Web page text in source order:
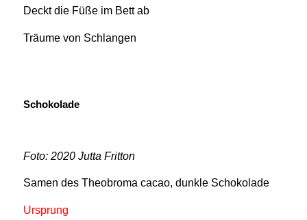
Deckt die Füße im Bett ab
Träume von Schlangen
Schokolade
Foto: 2020 Jutta Fritton
Samen des Theobroma cacao, dunkle Schokolade
Ursprung